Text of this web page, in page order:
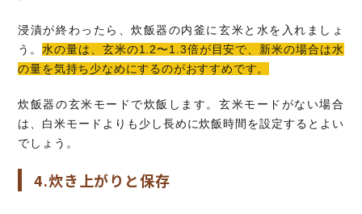
浸漬が終わったら、炊飯器の内釜に玄米と水を入れましょ
う。水の量は、玄米の1.2〜1.3倍が目安で、新米の場合は水
の量を気持ち少なめにするのがおすすめです。
炊飯器の玄米モードで炊飯します。玄米モードがない場合
は、白米モードよりも少し長めに炊飯時間を設定するとよい
でしょう。
4.炊き上がりと保存